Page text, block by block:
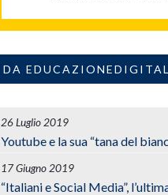
DA
26 Luglio 2019
Youtube e la sua “tana del
17 Giugno 2019
“Italiani e Social Media”,